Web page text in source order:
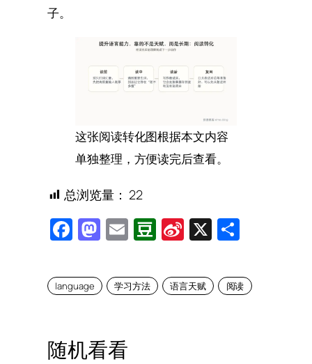
子。
这张阅读转化图根据本文内容
单独整理，方便读完后查看。
总浏览量： 22
Facebook
Mastodon
EmailDouban
Sina
X
language 学习方法 语言天赋 阅读
随机看看